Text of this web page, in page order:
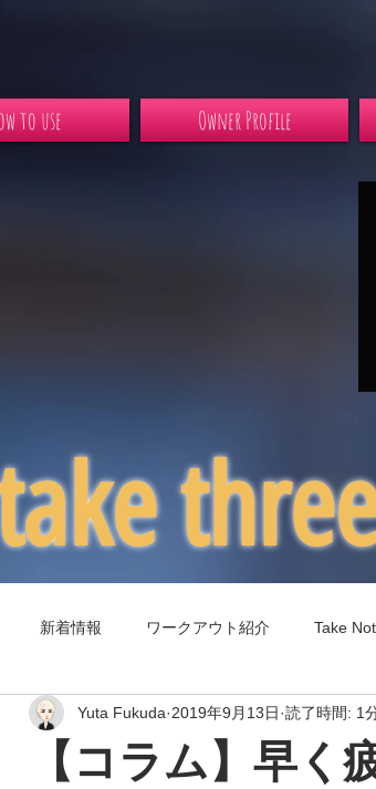
to use Owner Profile
新着情報 ワークアウト紹介 Take
ム3）身体パフォーマンス （コラム4）食事（
【コラム】早く
Yuta Fukuda 2019年9月13日 読了時間: 1